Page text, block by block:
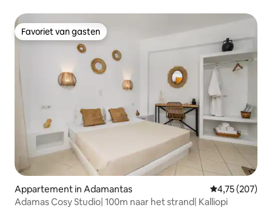
Favoriet van gasten
Favoriet van gasten
Appartement in Adamantas Gemiddelde
4,75 (207)
Adamas Cosy Studio| 100m naar het strand| Kalliopi